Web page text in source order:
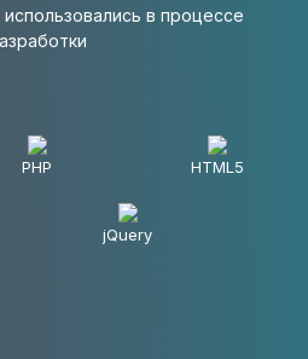
в процессе
PHP HTML5
jQuery